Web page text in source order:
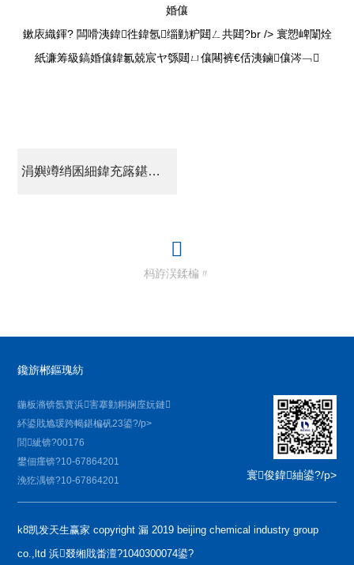
婚儴
鏉庡織鍕? 闆嗗洟鍏徃鍏氬缁勭粐閮ㄥ共閮?br /> 寰愬崥闈烇
紙濂筹級鎬婚儴鍏氱兢宸ヤ綔閮ㄩ儴闀裤€佸洟鏀儴涔﹁
涓嬩竴绡囷細鍏充簬鍖栧伐闆嗗洟鍏徃2020骞村害浼樼鎶€鑳戒汉鎵嶈瘎閫?鐨勫叕绀哄叕鍛?/a>
杩斿洖鍒楄〃
鑱旂郴鏂瑰紡
鍦板潃锛氬寳浜害搴勭粡娴庢妧鏈
紑鍙戝尯瑗跨幆鍖楄矾23鍙?/p>
閭紪锛?00176
鐢佃瘽锛?10-67864201
浼犵湡锛?10-67864201
寰俊鍏紬鍙?/p>
k8凯发天生赢家 copyright 漏 2019 beijing chemical industry group
co.,ltd 浜叕缃戝畨澶?1040300074鍙?